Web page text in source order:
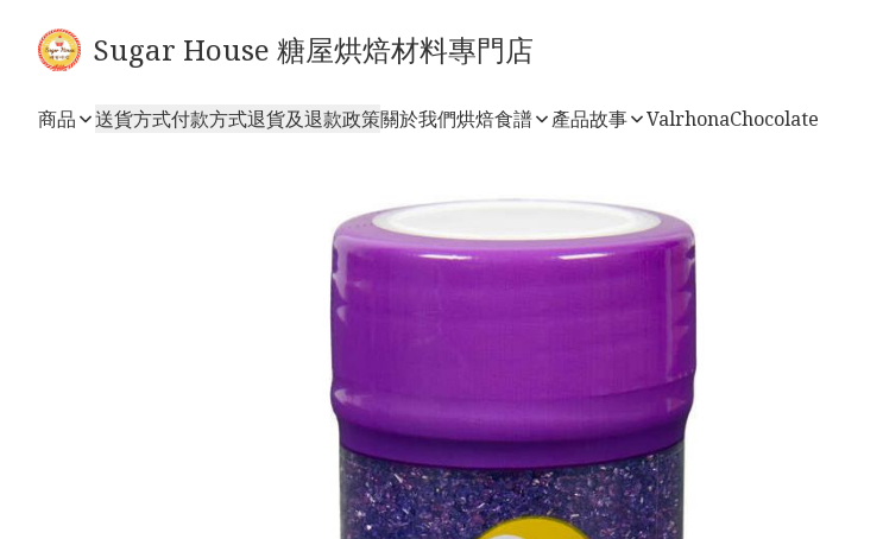
Sugar House 糖屋烘焙材料專門店
商品 送貨方式付款方式退貨及退款政策關於我們烘焙食譜 產品故事 ValrhonaChocolate